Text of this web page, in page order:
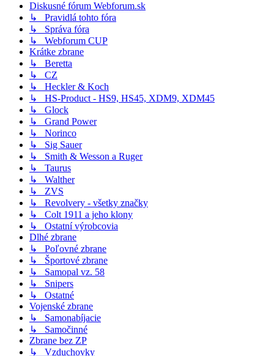
Diskusné fórum Webforum.sk
↳ Pravidlá tohto fóra
↳ Správa fóra
↳ Webforum CUP
Krátke zbrane
↳ Beretta
↳ CZ
↳ Heckler & Koch
↳ HS-Product - HS9, HS45, XDM9, XDM45
↳ Glock
↳ Grand Power
↳ Norinco
↳ Sig Sauer
↳ Smith & Wesson a Ruger
↳ Taurus
↳ Walther
↳ ZVS
↳ Revolvery - všetky značky
↳ Colt 1911 a jeho klony
↳ Ostatní výrobcovia
Dlhé zbrane
↳ Poľovné zbrane
↳ Športové zbrane
↳ Samopal vz. 58
↳ Snipers
↳ Ostatné
Vojenské zbrane
↳ Samonabíjacie
↳ Samočinné
Zbrane bez ZP
↳ Vzduchovky